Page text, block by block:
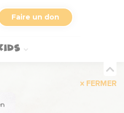
Faire un don
FERMER